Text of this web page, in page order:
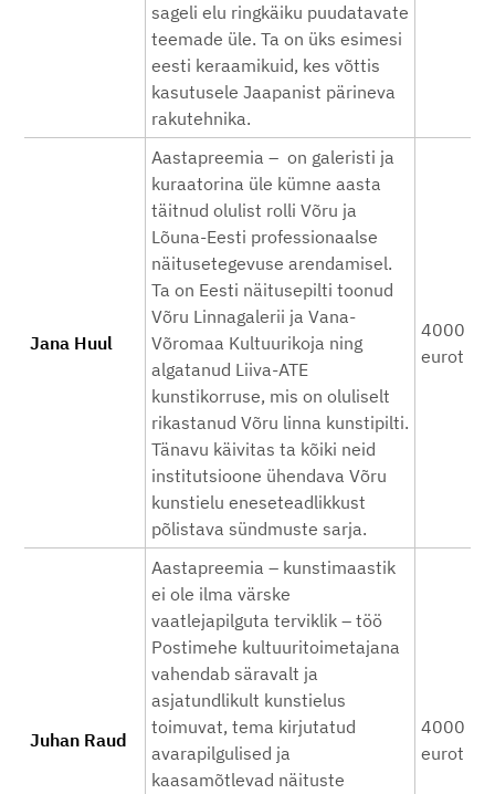
sageli elu ringkäiku puudatavate
teemade üle. Ta on üks esimesi
eesti keraamikuid, kes võttis
kasutusele Jaapanist pärineva
rakutehnika.
Jana Huul
Aastapreemia – on galeristi ja
kuraatorina üle kümne aasta
täitnud olulist rolli Võru ja
Lõuna-Eesti professionaalse
näitusetegevuse arendamisel.
Ta on Eesti näitusepilti toonud
Võru Linnagalerii ja Vana-
Võromaa Kultuurikoja ning
algatanud Liiva-ATE
kunstikorruse, mis on oluliselt
rikastanud Võru linna kunstipilti.
Tänavu käivitas ta kõiki neid
institutsioone ühendava Võru
kunstielu eneseteadlikkust
põlistava sündmuste sarja.
4000
eurot
Juhan Raud
Aastapreemia – kunstimaastik
ei ole ilma värske
vaatlejapilguta terviklik – töö
Postimehe kultuuritoimetajana
vahendab säravalt ja
asjatundlikult kunstielus
toimuvat, tema kirjutatud
avarapilgulised ja
kaasamõtlevad näituste
4000
eurot